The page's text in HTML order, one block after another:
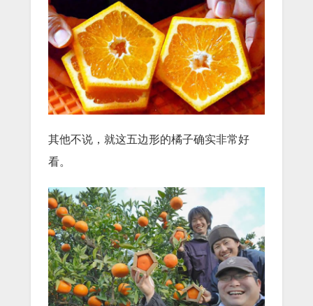
其他不说，就这五边形的橘子确实非常好
看。